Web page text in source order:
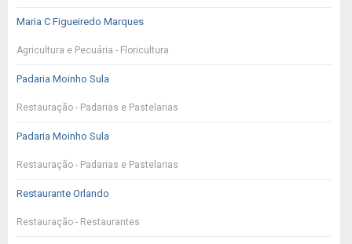
Maria C Figueiredo Marques
Agricultura e Pecuária - Floricultura
Padaria Moinho Sula
Restauração - Padarias e Pastelarias
Padaria Moinho Sula
Restauração - Padarias e Pastelarias
Restaurante Orlando
Restauração - Restaurantes